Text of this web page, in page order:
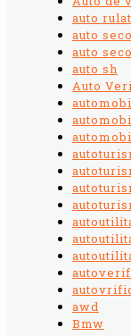
auto
auto
auto
auto sh
Auto
awd
Bmw